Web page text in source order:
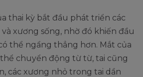
thai kỳ bắt đầu phát triển các
xương sống, nhờ đó khiến đầu
thể ngẩng thẳng hơn. Mắt của
chuyển động từ từ, tai cũng
các xương nhỏ trong tai dần